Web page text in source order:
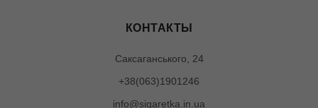
КОНТАКТЫ
Саксаганського, 24
+38(063)1901246
info@sigaretka.in.ua